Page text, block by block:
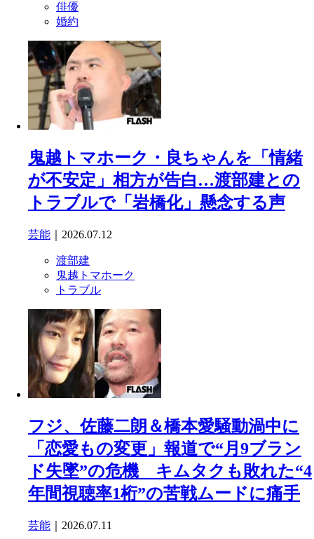
俳優
婚約
鬼越トマホーク・良ちゃんを「情緒
が不安定」相方が告白…渡部建との
トラブルで「岩橋化」懸念する声
芸能 ｜2026.07.12
渡部建
鬼越トマホーク
トラブル
フジ、佐藤二朗＆橋本愛騒動渦中に
「恋愛もの変更」報道で“月9ブラン
ド失墜”の危機 キムタクも敗れた“4
年間視聴率1桁”の苦戦ムードに痛手
芸能 ｜2026.07.11